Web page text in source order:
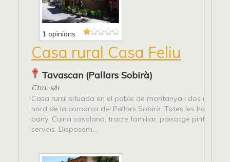
1 opinions
Casa rural Casa Feliu
Tavascan (Pallars Sobirà)
Ctra. s/n
Casa rural situada en el poble de montanya i dos rius, a
nord de la comarca del Pallars Sobirà. Totes les
bany. Cuina casolana, tracte familiar, paisatge pintoresc i
serveis. Disposem...